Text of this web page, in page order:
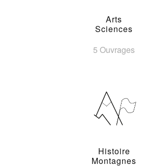
Arts
Sciences
5 Ouvrages
Histoire
Montagnes